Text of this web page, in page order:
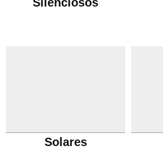
Solares